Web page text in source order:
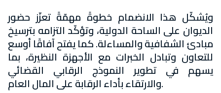
ويُشكّل هذا الانضمام خطوةً مهمّةً تعزّز حضور
الديوان على الساحة الدولية، وتؤكّد التزامه بترسيخ
مبادئ الشفافية والمساءلة. كما يفتح آفاقًا أوسع
للتعاون وتبادل الخبرات مع الأجهزة النظيرة، بما
يسهم في تطوير النموذج الرقابي القضائي
والارتقاء بأداء الرقابة على المال العام.